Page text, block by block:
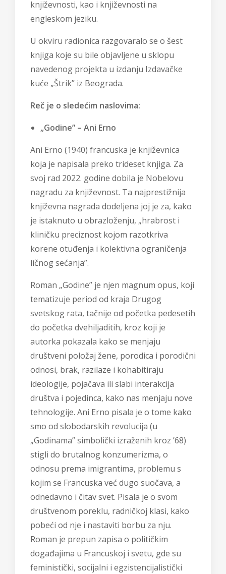
književnosti, kao i književnosti na
engleskom jeziku.
U okviru radionica razgovaralo se o šest
knjiga koje su bile objavljene u sklopu
navedenog projekta u izdanju Izdavačke
kuće „Štrik” iz Beograda.
Reč je o sledećim naslovima:
„Godine” – Ani Erno
Ani Erno (1940) francuska je književnica
koja je napisala preko trideset knjiga. Za
svoj rad 2022. godine dobila je Nobelovu
nagradu za književnost. Ta najprestižnija
književna nagrada dodeljena joj je za, kako
je istaknuto u obrazloženju, „hrabrost i
kliničku preciznost kojom razotkriva
korene otuđenja i kolektivna ograničenja
ličnog sećanja”.
Roman „Godine” je njen magnum opus, koji
tematizuje period od kraja Drugog
svetskog rata, tačnije od početka pedesetih
do početka dvehiljaditih, kroz koji je
autorka pokazala kako se menjaju
društveni položaj žene, porodica i porodični
odnosi, brak, razilaze i kohabitiraju
ideologije, pojačava ili slabi interakcija
društva i pojedinca, kako nas menjaju nove
tehnologije. Ani Erno pisala je o tome kako
smo od slobodarskih revolucija (u
„Godinama” simbolički izraženih kroz ’68)
stigli do brutalnog konzumerizma, o
odnosu prema imigrantima, problemu s
kojim se Francuska već dugo suočava, a
odnedavno i čitav svet. Pisala je o svom
društvenom poreklu, radničkoj klasi, kako
pobeći od nje i nastaviti borbu za nju.
Roman je prepun zapisa o političkim
događajima u Francuskoj i svetu, gde su
feministički, socijalni i egzistencijalistički